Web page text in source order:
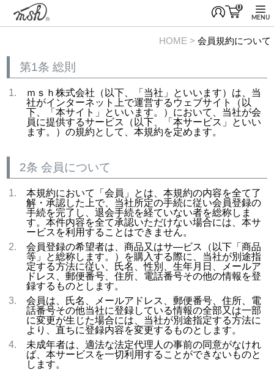
0
MENU
HOME 会員規約について
第1条 総則
ｍｓｈ株式会社（以下、「当社」といいます）は、当
社がインターネット上で運営するウェブサイト（以
下、「本サイト」といいます。）において、当社が会
員に提供するサービス（以下、「本サービス」といい
ます。）の規約として、本規約を定めます。
2条 会員について
本規約において「会員」とは、本規約の内容を全て了
解・承認した上で、当社所定の手続に従い会員登録の
手続を完了し、退会手続を経ていない者を総称しま
す。本件内容を全て承認いただけない場合には、本サ
ービスを利用することはできません。
会員登録の希望者は、商品又はサ―ビス（以下「商品
等」と総称します。）を購入する際に、当社が別途指
定する方法に従い、氏名、性別、生年月日、メールア
ドレス、郵便番号、住所、電話番号その他の情報を登
録するものとします。
会員は、氏名、メールアドレス、郵便番号、住所、電
話番号その他当社に登録している情報の全部又は一部
に変更が生じた場合には、当社が別途指定する方法に
より、直ちに登録内容を変更するものとします。
未成年者は、適法な法定代理人の事前の同意がなけれ
ば、本サービスを一切利用することができないものと
します。